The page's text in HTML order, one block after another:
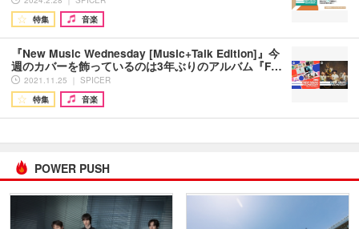
特集
音楽
『New Music Wednesday [Music+Talk Edition]』今
週のカバーを飾っているのは3年ぶりのアルバム『F…
2021.11.25 ｜ SPICER
特集
音楽
POWER PUSH